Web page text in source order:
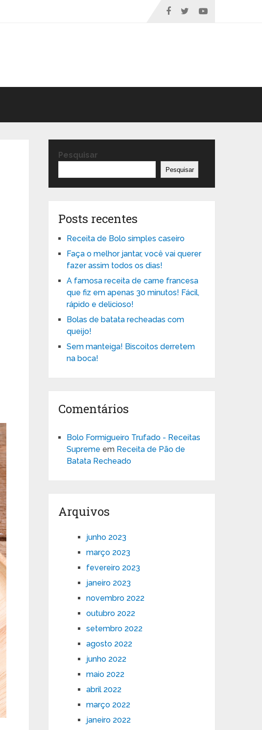
Pesquisar
Pesquisar
Posts recentes
Receita de Bolo simples caseiro
Faça o melhor jantar, você vai querer
fazer assim todos os dias!
A famosa receita de carne francesa
que fiz em apenas 30 minutos! Fácil,
rápido e delicioso!
Bolas de batata recheadas com
queijo!
Sem manteiga! Biscoitos derretem
na boca!
Comentários
Bolo Formigueiro Trufado - Receitas
Supreme em Receita de Pão de
Batata Recheado
Arquivos
junho 2023
março 2023
fevereiro 2023
janeiro 2023
novembro 2022
outubro 2022
setembro 2022
agosto 2022
junho 2022
maio 2022
abril 2022
março 2022
janeiro 2022